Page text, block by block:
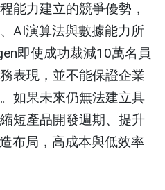
能力建立的競爭優勢，
AI演算法與數據能力所
即使成功裁減10萬名員
表現，並不能保證企業
如果未來仍無法建立具
短產品開發週期、提升
布局，高成本與低效率